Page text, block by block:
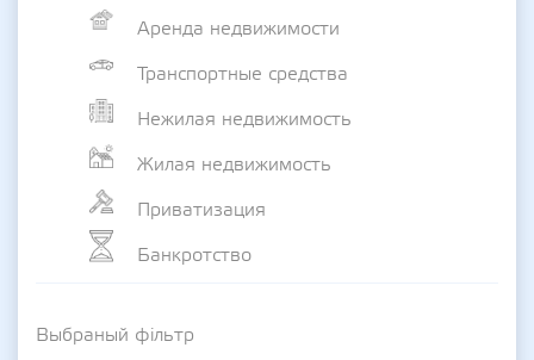
Аренда недвижимости
Транспортные средства
Нежилая недвижимость
Жилая недвижимость
Приватизация
Банкротство
Выбраный фільтр